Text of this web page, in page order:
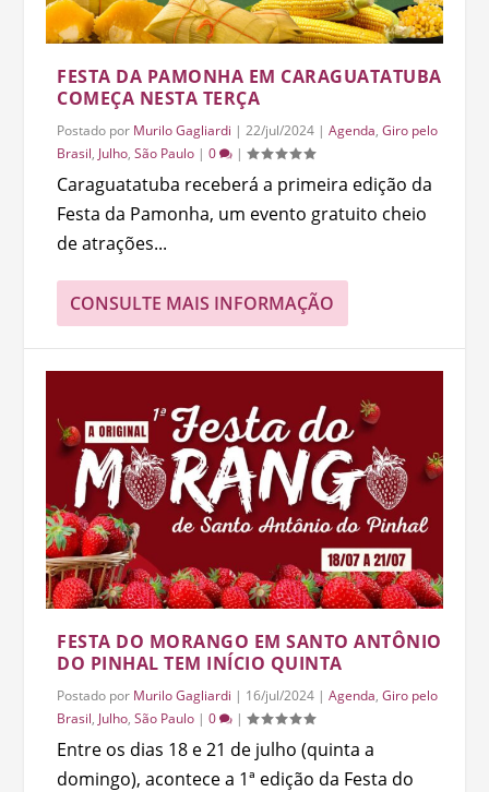
FESTA DA PAMONHA EM CARAGUATATUBA
COMEÇA NESTA TERÇA
Postado por Murilo Gagliardi |22/jul/2024 |Agenda,Giro pelo
Brasil, Julho,São Paulo |0 |
Caraguatatuba receberá a primeira edição da
Festa da Pamonha, um evento gratuito cheio
de atrações...
CONSULTE MAIS INFORMAÇÃO
FESTA DO MORANGO EM SANTO ANTÔNIO
DO PINHAL TEM INÍCIO QUINTA
Postado por Murilo Gagliardi | 16/jul/2024 |Agenda,Giro pelo
Brasil, Julho,São Paulo |0 |
Entre os dias 18 e 21 de julho (quinta a
domingo), acontece a 1ª edição da Festa do